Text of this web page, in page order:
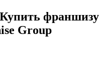
франшизу
Group